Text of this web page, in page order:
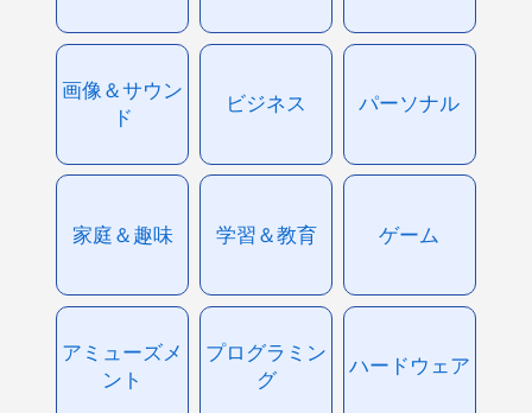
画像＆サウン
ド
ビジネス パーソナル
家庭＆趣味 学習＆教育 ゲーム
アミューズメ
ント
プログラミン
グ
ハードウェア